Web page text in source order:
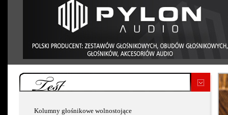
Test
Kolumny głośnikowe wolnostojące